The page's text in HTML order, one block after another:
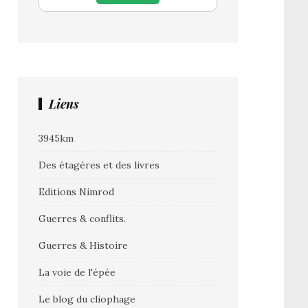
Liens
3945km
Des étagères et des livres
Editions Nimrod
Guerres & conflits.
Guerres & Histoire
La voie de l'épée
Le blog du cliophage